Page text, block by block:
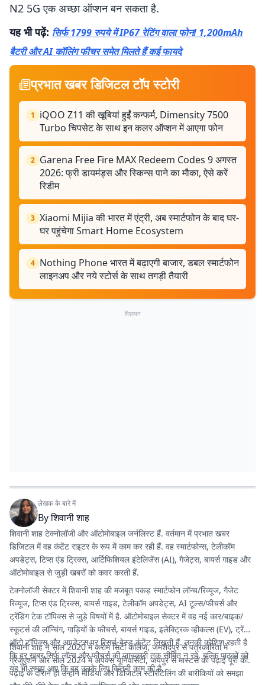
N2 5G एक अच्छा ऑप्शन बन सकता है.
यह भी पढ़ें: सिर्फ 1799 रुपये में IP67 रेटिंग वाला फोन! 1,200mAh
बैटरी और AI कॉलिंग फीचर समेत मिलते हैं कई फायदे
प्रभात खबर डिजिटल टॉप स्टोरी
1
iQOO Z11 की खूबियां हुईं कन्फर्म, Dimensity 7500
Turbo चिपसेट के साथ इन कलर ऑप्शन में आएगा फोन
2 Garena Free Fire MAX Redeem Codes 9 अगस्त
2026: फ्री डायमंड्स और स्किन्स पाने का मौका, ऐसे करें
रिडीम
3 Xiaomi Mijia की भारत में एंट्री, अब स्मार्टफोन के बाद घर-
घर पहुंचेगा Smart Home Ecosystem
4 Nothing Phone भारत में बढ़ाएगी बाजार, डबल स्मार्टफोन
लाइनअप और नये स्टोर्स के साथ तगड़ी तैयारी
विज्ञापन
लेखक के बारे में
Byशिवानी शाह
शिवानी शाह टेक्नोलॉजी और ऑटोमोबाइल जर्नलिस्ट हैं. वर्तमान में प्रभात खबर
डिजिटल में वह कंटेंट राइटर के रूप में काम कर रही हैं. वह स्मार्टफोन्स, टेलीकॉम
अपडेट्स, टिप्स एंड ट्रिक्स, आर्टिफिशियल इंटेलिजेंस (AI), गैजेट्स, बायर्स गाइड और
ऑटोमोबाइल से जुड़ी खबरों को कवर करती हैं.
टेक्नोलॉजी सेक्टर में शिवानी शाह की मजबूत पकड़ स्मार्टफोन लॉन्च/रिव्यूज, गैजेट
रिव्यूज, टिप्स एंड ट्रिक्स, बायर्स गाइड, टेलीकॉम अपडेट्स, AI टूल्स/फीचर्स और
ट्रेंडिंग टेक टॉपिक्स से जुड़े विषयों में है. ऑटोमोबाइल सेक्टर में वह नई कार/बाइक/
स्कूटर्स की लॉन्चिंग, गाड़ियों के फीचर्स, बायर्स गाइड, इलेक्ट्रिक व्हीकल्स (EV), ट्रेंडिंग
ऑटो टॉपिक्स और अपडेट्स पर रिसर्च-बेस्ड कंटेंट लिखती हैं. उनकी कोशिश रहती है
कि हर खबर सिर्फ लॉन्च और फीचर्स की जानकारी तक सीमित न रहे, बल्कि पाठकों को
यह भी समझ आए कि वह उनके लिए कितनी काम की है.
शिवानी शाह ने साल 2020 में करीम सिटी कॉलेज, जमशेदपुर से पत्रकारिता में
ग्रेजुएशन और साल 2024 में अपेक्स यूनिवर्सिटी, जयपुर से मास्टर्स की पढ़ाई पूरी की.
पढ़ाई के दौरान ही उन्होंने मीडिया और डिजिटल स्टोरीटेलिंग की बारीकियों को समझा